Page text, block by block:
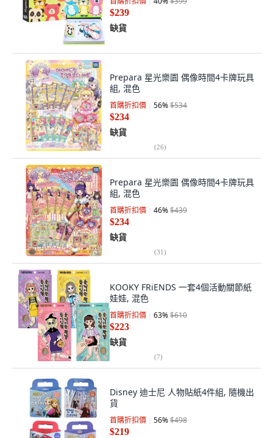
$239
缺貨
Prepara 星光樂園 偶像時間4卡牌玩具
組, 混色
首購折扣價 56%$534
$234
缺貨
(26)
Prepara 星光樂園 偶像時間4卡牌玩具
組, 混色
首購折扣價 46%$439
$234
缺貨
(31)
KOOKY FRiENDS 一套4個活動關節紙
娃娃, 混色
首購折扣價 63%$610
$223
缺貨
(7)
Disney 迪士尼 人物貼紙4件組, 隨機出
貨
首購折扣價 56%$498
$219